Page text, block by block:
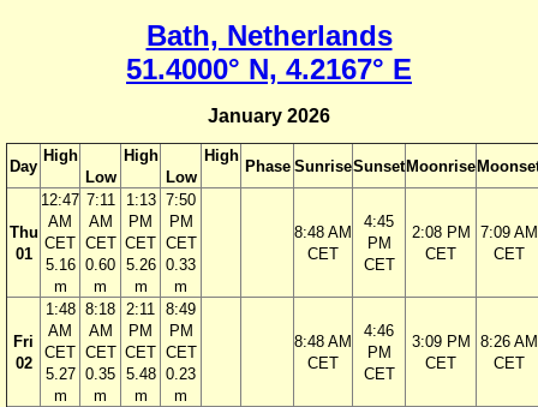
Bath, Netherlands
51.4000° N, 4.2167° E
January 2026
Day
High
Low
High
Low
High
Phase SunriseSunset Moonrise
Thu
01
12:47
AM
CET
5.16
m
7:11
AM
CET
0.60
m
1:13
PM
CET
5.26
m
7:50
PM
CET
0.33
m
8:48 AM
CET
4:45
PM
CET
2:08 PM
CET
7:09 AM
CET
Fri
02
1:48
AM
CET
5.27
m
8:18
AM
CET
0.35
m
2:11
PM
CET
5.48
m
8:49
PM
CET
0.23
m
8:48 AM
CET
4:46
PM
CET
3:09 PM
CET
8:26 AM
CET